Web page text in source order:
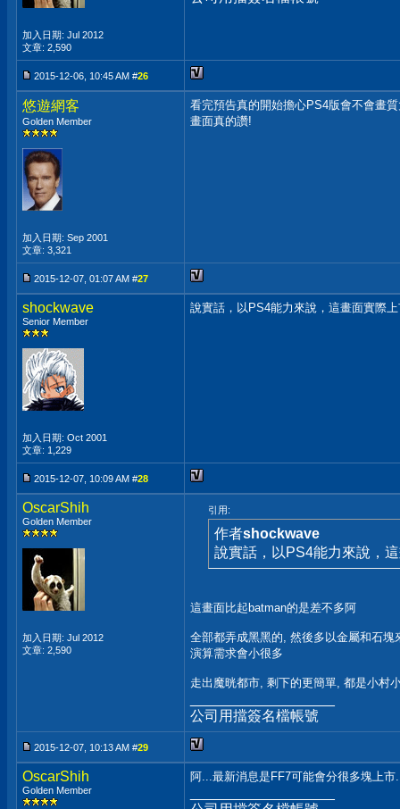
加入日期: Jul 2012
文章: 2,590
2015-12-06, 10:45 AM #26
悠遊網客
Golden Member
加入日期: Sep 2001
文章: 3,321
看完預告真的開始擔心PS4版會不會畫
畫面真的讚!
2015-12-07, 01:07 AM #27
shockwave
Senior Member
加入日期: Oct 2001
文章: 1,229
說實話，以PS4能力來說，這畫面實際
2015-12-07, 10:09 AM #28
OscarShih
Golden Member
加入日期: Jul 2012
文章: 2,590
引用:
作者shockwave
說實話，以PS4能力來說，
這畫面比起batman的是差不多阿
全部都弄成黑黑的, 然後多以金屬和石塊
演算需求會小很多
走出魔晄都市, 剩下的更簡單, 都是小村
公司用擋簽名檔帳號
2015-12-07, 10:13 AM #29
OscarShih
Golden Member
阿...最新消息是FF7可能會分很多塊上市